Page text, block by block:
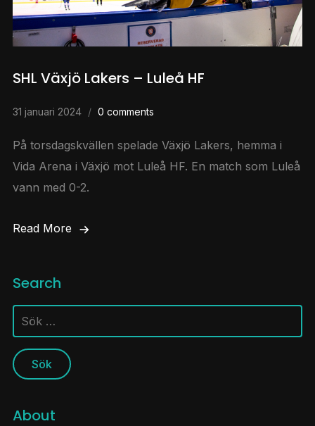
SHL Växjö Lakers – Luleå HF
31 januari 2024 0 comments
På torsdagskvällen spelade Växjö Lakers, hemma i
Vida Arena i Växjö mot Luleå HF. En match som Luleå
vann med 0-2.
Read More
Search
Sök
efter:
About